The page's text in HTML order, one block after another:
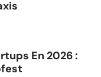
En 2026 :